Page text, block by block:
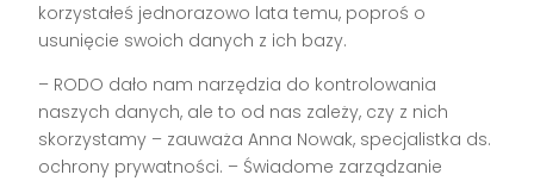
korzystałeś jednorazowo lata temu, poproś o
usunięcie swoich danych z ich bazy.
– RODO dało nam narzędzia do kontrolowania
naszych danych, ale to od nas zależy, czy z nich
skorzystamy – zauważa Anna Nowak, specjalistka ds.
ochrony prywatności. – Świadome zarządzanie